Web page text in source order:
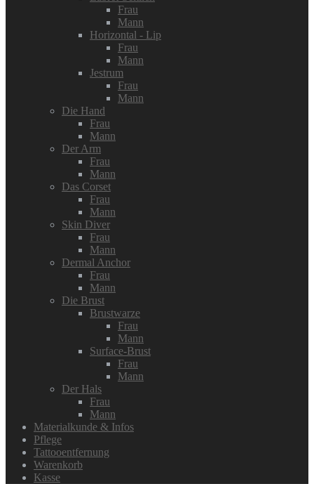
Frau
Mann
Horizontal - Lip
Frau
Mann
Jestrum
Frau
Mann
Die Hand
Frau
Mann
Der Arm
Frau
Mann
Das Corset
Frau
Mann
Skin Diver
Frau
Mann
Dermal Anchor
Frau
Mann
Die Brust
Brustwarze
Frau
Mann
Surface-Brust
Frau
Mann
Der Hals
Frau
Mann
Materialkunde & Infos
Pflege
Tattooentfernung
Warenkorb
Kasse